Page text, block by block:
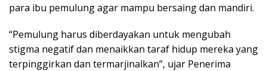
para ibu pemulung agar mampu bersaing dan mandiri.
“Pemulung harus diberdayakan untuk mengubah
stigma negatif dan menaikkan taraf hidup mereka yang
terpinggirkan dan termarjinalkan”, ujar Penerima